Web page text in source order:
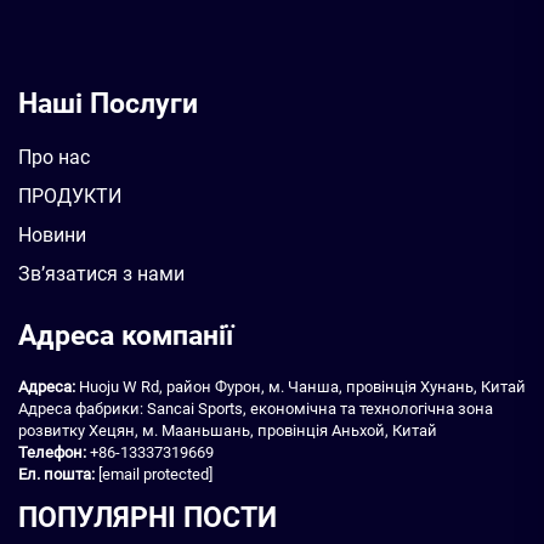
Наші Послуги
Про нас
ПРОДУКТИ
Новини
Зв’язатися з нами
Адреса компанії
Адреса: Huoju W Rd, район Фурон, м. Чанша, провінція Хунань, Китай
Адреса фабрики: Sancai Sports, економічна та технологічна зона
розвитку Хецян, м. Мааньшань, провінція Аньхой, Китай
Телефон: +86-13337319669
Ел. пошта: [email protected]
ПОПУЛЯРНІ ПОСТИ